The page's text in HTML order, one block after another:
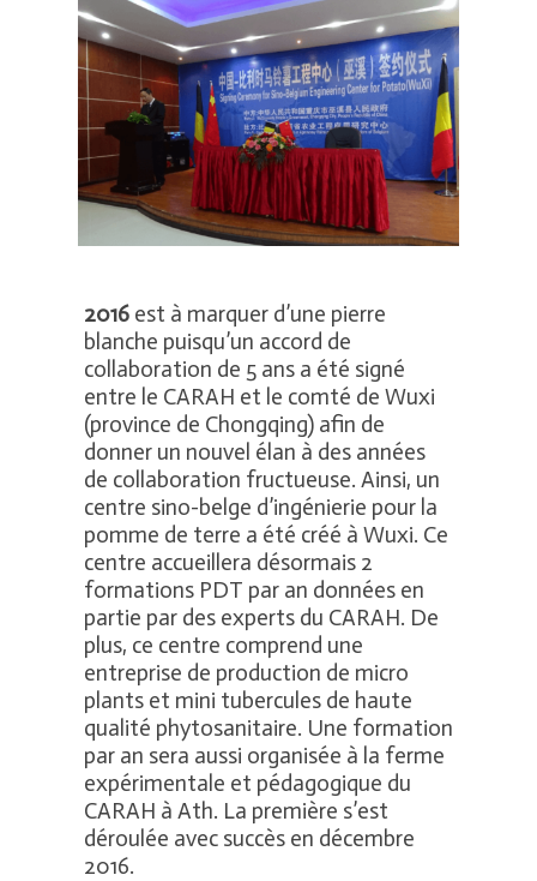
2016est à marquer d’une pierre
blanche puisqu’un accord de
collaboration de 5 ans a été signé
entre le CARAH et le comté de Wuxi
(province de Chongqing) afin de
donner un nouvel élan à des années
de collaboration fructueuse. Ainsi, un
centre sino-belge d’ingénierie pour la
pomme de terre a été créé à Wuxi. Ce
centre accueillera désormais 2
formations PDT par an données en
partie par des experts du CARAH. De
plus, ce centre comprend une
entreprise de production de micro
plants et mini tubercules de haute
qualité phytosanitaire. Une formation
par an sera aussi organisée à la ferme
expérimentale et pédagogique du
CARAH à Ath. La première s’est
déroulée avec succès en décembre
2016.